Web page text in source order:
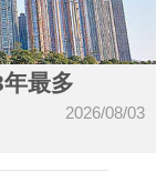
最多
2026/08/03